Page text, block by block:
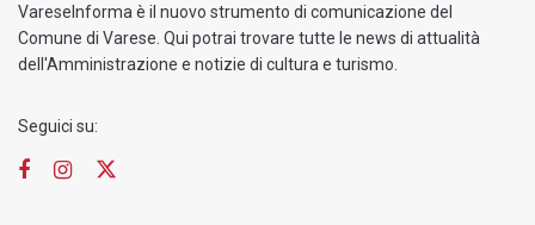
VareseInforma è il nuovo strumento di comunicazione del
Comune di Varese. Qui potrai trovare tutte le news di attualità
dell'Amministrazione e notizie di cultura e turismo.
Seguici su: